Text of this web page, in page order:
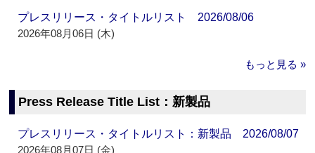
プレスリリース・タイトルリスト 2026/08/06
2026年08月06日 (木)
もっと見る »
Press Release Title List：新製品
プレスリリース・タイトルリスト：新製品 2026/08/07
2026年08月07日 (金)